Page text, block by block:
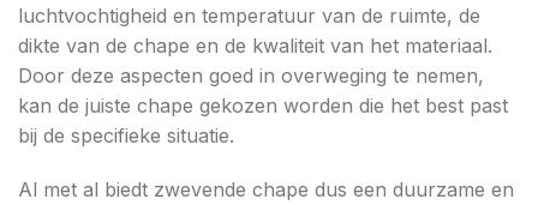
luchtvochtigheid en temperatuur van de ruimte, de
dikte van de chape en de kwaliteit van het materiaal.
Door deze aspecten goed in overweging te nemen,
kan de juiste chape gekozen worden die het best past
bij de specifieke situatie.
Al met al biedt zwevende chape dus een duurzame en